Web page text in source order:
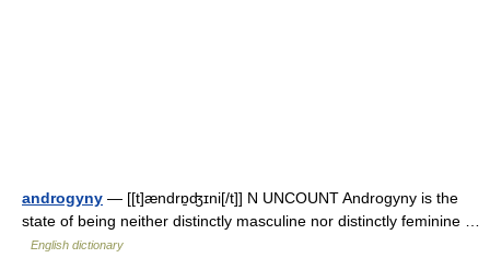
androgyny — [[t]ændrɒ̱ʤɪni[/t]] N UNCOUNT Androgyny is the
state of being neither distinctly masculine nor distinctly feminine …
English dictionary